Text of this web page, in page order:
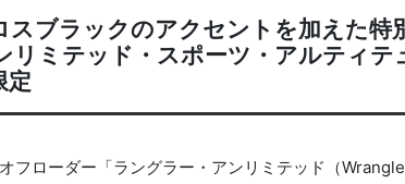
ブラックのアクセントを加えた特
リミテッド・スポーツ・アルティテ
定
ローダー「ラングラー・アンリミテッド（